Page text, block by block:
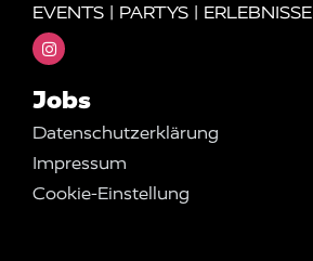
EVENTS | PARTYS | ERLEBNISSE
Jobs
Datenschutzerklärung
Impressum
Cookie-Einstellung